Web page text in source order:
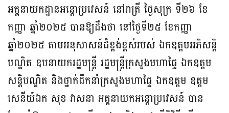
អគ្គនាយកដ្ឋានអន្តោប្រវេសន៍ នៅរាត្រី ថ្ងៃសុក្រ ទី២៦ ខែ
កញ្ញា ឆ្នាំ២០២៥ បានឱ្យដឹងថា នៅថ្ងៃទី២៥ ខែកញ្ញា
ឆ្នាំ២០២៥ តាមអនុសាសន៍ដ៏ខ្ពង់ខ្ពស់របស់ ឯកឧត្តមអភិសន្តិ
បណ្ឌិត ឧបនាយករដ្ឋមន្ត្រី រដ្ឋមន្ត្រីក្រសួងមហាផ្ទៃ ឯកឧត្តម
សន្តិបណ្ឌិត និងថ្នាក់ដឹកនាំក្រសួងមហាផ្ទៃ ឯកឧត្តម ឧត្តម
សេនីយ៍ឯក សុខ វាសនា អគ្គនាយកអន្តោប្រវេសន៍ បាន